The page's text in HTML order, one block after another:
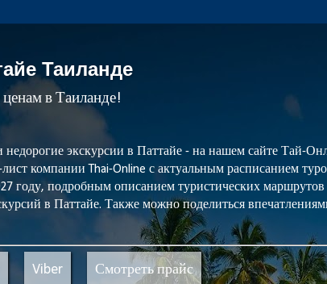
Таиланде
в Таиланде!
экскурсии в Паттайе - на нашем сайте Тай-
компании Thai-Online с актуальным расписанием
году, подробным описанием туристических
в Паттайе. Также можно поделиться
Viber Смотреть прайс